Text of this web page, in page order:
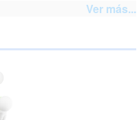
Ver más...